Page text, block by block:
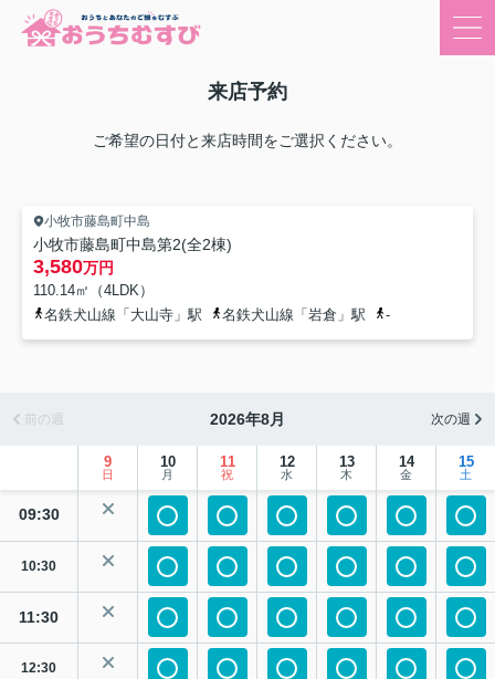
来店予約
ご希望の日付と来店時間をご選択ください。
小牧市藤島町中島
小牧市藤島町中島第2(全2棟)
3,580万円
110.14㎡（4LDK）
名鉄犬山線「大山寺」駅
名鉄犬山線「岩倉」駅 -
前の週 2026年8月 次の週
9
日
10
月
11
祝
12
水
13
木
14
金
15
土
09:30
10:30
11:30
12:30